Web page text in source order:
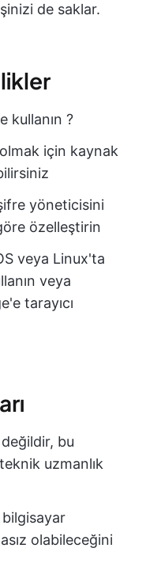
de saklar.
kullanın ?
için kaynak
yöneticisini
özelleştirin
veya Linux'ta
veya
tarayıcı
değildir, bu
uzmanlık
bilgisayar
olabileceğini